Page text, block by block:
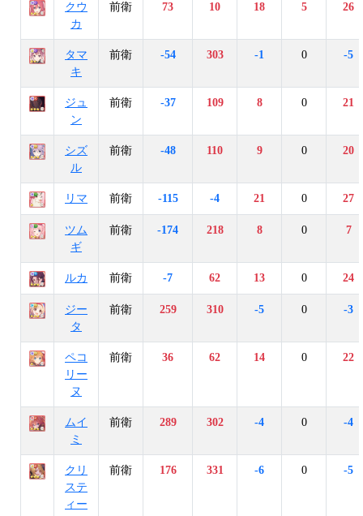
クウ
カ
前衛 73 10 18 5 26
タマ
キ
前衛 -54 303 -1 0 -5
ジュ
ン
前衛 -37 109 8 0 21
シズ
ル
前衛 -48 110 9 0 20
リマ 前衛 -115 -4 21 0 27
ツム
ギ
前衛 -174 218 8 0 7
ルカ 前衛 -7 62 13 0 24
ジー
タ
前衛 259 310 -5 0 -3
ペコ
リー
ヌ
前衛 36 62 14 0 22
ムイ
ミ
前衛 289 302 -4 0 -4
クリ
ステ
ィー
前衛 176 331 -6 0 -5